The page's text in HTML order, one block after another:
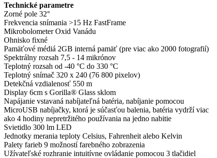
Technické parametre
Zorné pole 32°
Frekvencia snímania >15 Hz FastFrame
Mikrobolometer Oxid Vanádu
Ohnisko fixné
Pamäťové médiá 2GB interná pamäť (pre viac ako 2000 fotografií)
Spektrálny rozsah 7,5 - 14 mikrónov
Teplotný rozsah od -40 °C do 330 °C
Teplotný snímač 320 x 240 (76 800 pixelov)
Detekčná vzdialenosť 550 m
Display 6cm s Gorilla® Glass sklom
Napájanie vstavaná nabíjateľná batéria, nabíjanie pomocou
MicroUSB nabíjačky, ktorá je súčasťou balenia, batéria vydrží viac
ako 4 hodiny nepretržitého používania na jedno nabitie
Svietidlo 300 lm LED
Jednotky merania teploty Celsius, Fahrenheit alebo Kelvin
Palety farieb 9 možností farebného zobrazenia
Užívateľské rozhranie intuitívne ovládanie pomocou 3 tlačidiel